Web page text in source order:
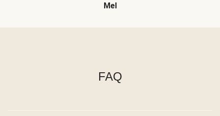
Mel
FAQ